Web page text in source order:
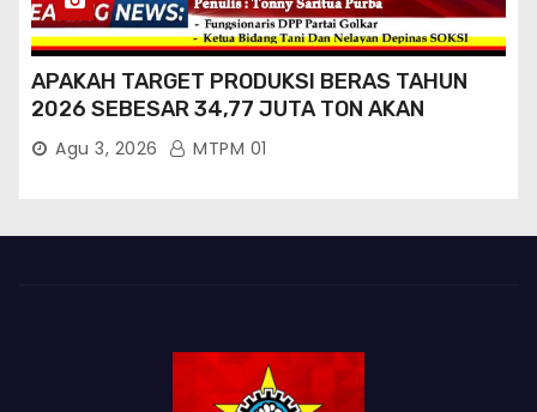
APAKAH TARGET PRODUKSI BERAS TAHUN
2026 SEBESAR 34,77 JUTA TON AKAN
TERCAPAI ?
Agu 3, 2026 MTPM 01